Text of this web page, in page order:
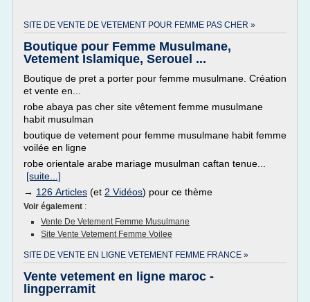
SITE DE VENTE DE VETEMENT POUR FEMME PAS CHER »
Boutique pour Femme Musulmane,
Vetement Islamique, Serouel ...
Boutique de pret a porter pour femme musulmane. Création
et vente en...
robe abaya pas cher site vêtement femme musulmane
habit musulman
boutique de vetement pour femme musulmane habit femme
voilée en ligne
robe orientale arabe mariage musulman caftan tenue...
[suite...]
→ 126 Articles (et 2 Vidéos) pour ce thème
Voir également :
Vente De Vetement Femme Musulmane
Site Vente Vetement Femme Voilee
SITE DE VENTE EN LIGNE VETEMENT FEMME FRANCE »
Vente vetement en ligne maroc -
lingperramit